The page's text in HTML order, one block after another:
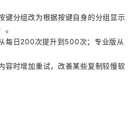
键分组改为根据按键自身的分组显示
。
每日200次提升到500次；专业版从
容时增加重试，改善某些复制较慢软